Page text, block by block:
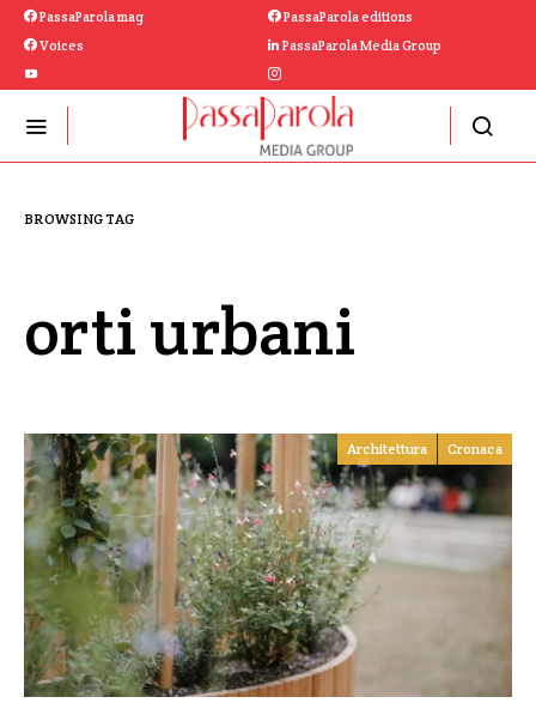
PassaParola mag
PassaParola editions
Voices
PassaParola Media Group
BROWSING TAG
orti urbani
Architettura Cronaca